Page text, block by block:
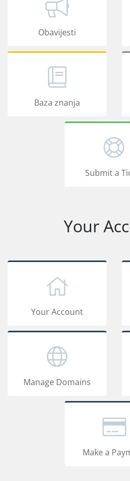
Obavijesti
Baza znanja
Submit a
Your
Your Account
Manage Domains
Make a